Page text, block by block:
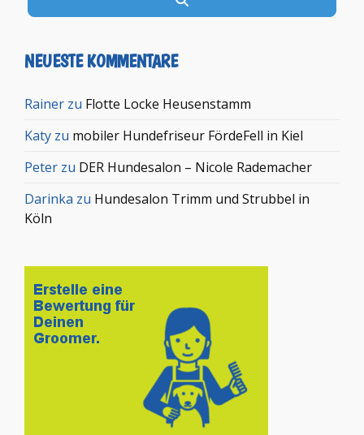
NEUESTE KOMMENTARE
Rainer zu Flotte Locke Heusenstamm
Katy zu mobiler Hundefriseur FördeFell in Kiel
Peter zu DER Hundesalon – Nicole Rademacher
Darinka zu Hundesalon Trimm und Strubbel in
Köln